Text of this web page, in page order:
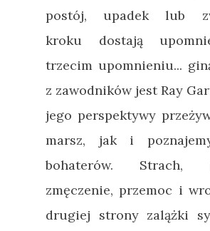
postój, upadek lub
kroku dostają
trzecim upomnieniu...
z zawodników jest Ray
jego perspektywy
marsz, jak i
bohaterów. Strach,
zmęczenie, przemoc i
drugiej strony zalążki